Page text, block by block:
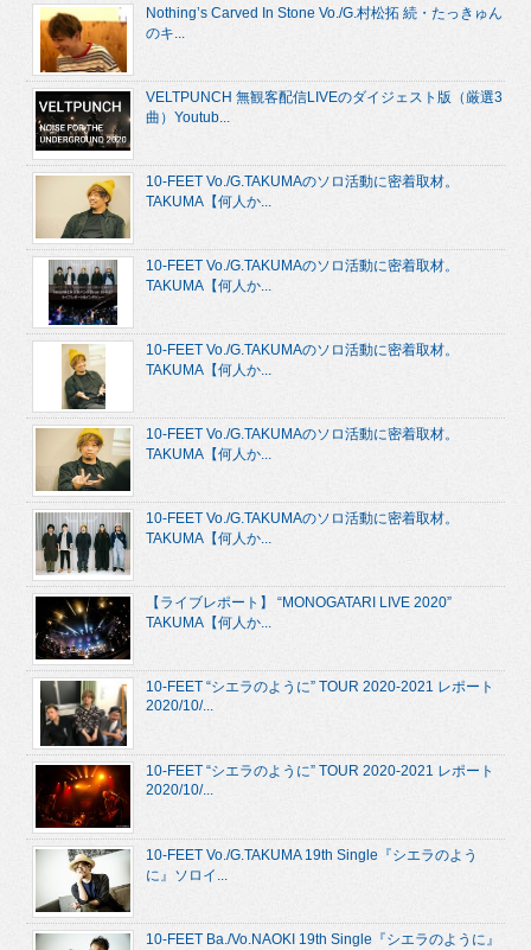
Nothing’s Carved In Stone Vo./G.村松拓 続・たっきゅん
のキ...
VELTPUNCH 無観客配信LIVEのダイジェスト版（厳選3
曲）Youtub...
10-FEET Vo./G.TAKUMAのソロ活動に密着取材。
TAKUMA【何人か...
10-FEET Vo./G.TAKUMAのソロ活動に密着取材。
TAKUMA【何人か...
10-FEET Vo./G.TAKUMAのソロ活動に密着取材。
TAKUMA【何人か...
10-FEET Vo./G.TAKUMAのソロ活動に密着取材。
TAKUMA【何人か...
10-FEET Vo./G.TAKUMAのソロ活動に密着取材。
TAKUMA【何人か...
【ライブレポート】 “MONOGATARI LIVE 2020”
TAKUMA【何人か...
10-FEET “シエラのように” TOUR 2020-2021 レポート
2020/10/...
10-FEET “シエラのように” TOUR 2020-2021 レポート
2020/10/...
10-FEET Vo./G.TAKUMA 19th Single『シエラのよう
に』ソロイ...
10-FEET Ba./Vo.NAOKI 19th Single『シエラのように』